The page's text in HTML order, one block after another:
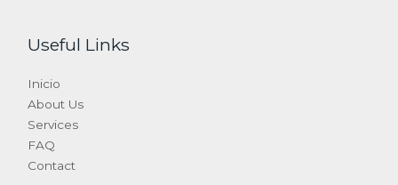
Useful Links
Inicio
About Us
Services
FAQ
Contact